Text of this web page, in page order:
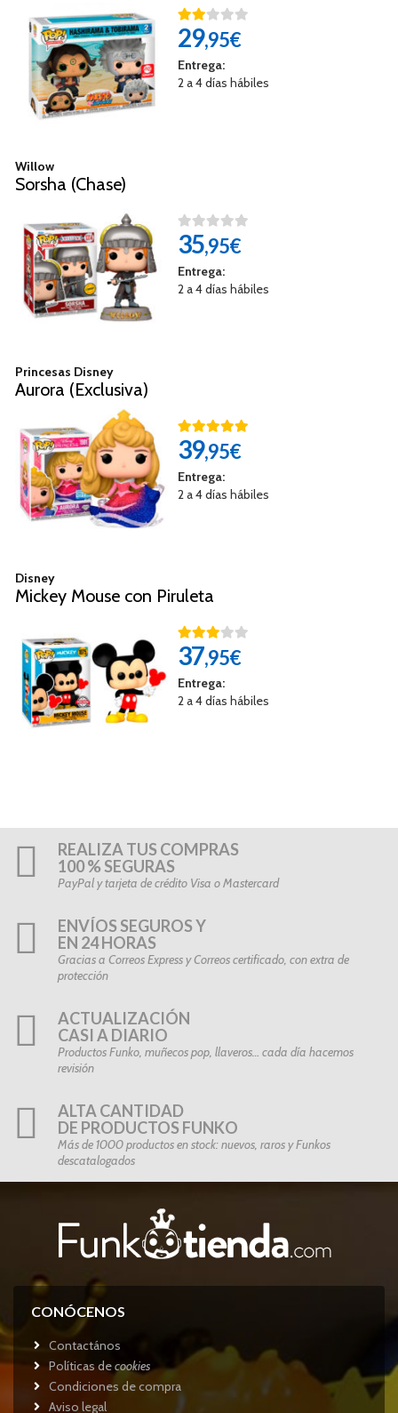
29,95€
Entrega:
2 a 4 días hábiles
Willow
Sorsha (Chase)
35,95€
Entrega:
2 a 4 días hábiles
Princesas Disney
Aurora (Exclusiva)
39,95€
Entrega:
2 a 4 días hábiles
Disney
Mickey Mouse con Piruleta
37,95€
Entrega:
2 a 4 días hábiles
REALIZA TUS COMPRAS
100 % SEGURAS
PayPal y tarjeta de crédito Visa o Mastercard
ENVÍOS SEGUROS Y
EN 24 HORAS
Gracias a Correos Express y Correos certificado, con extra de
protección
ACTUALIZACIÓN
CASI A DIARIO
Productos Funko, muñecos pop, llaveros… cada día hacemos
revisión
ALTA CANTIDAD
DE PRODUCTOS FUNKO
Más de 1000 productos en stock: nuevos, raros y Funkos
descatalogados
CONÓCENOS
Contactános
Políticas decookies
Condiciones de compra
Aviso legal